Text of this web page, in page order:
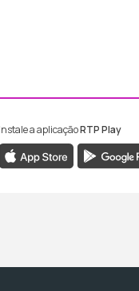
Madeira
RTP Madeira
Instale a aplicaçãoRTP Play